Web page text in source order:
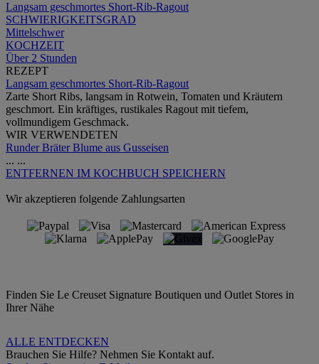
Langsam geschmortes Short-Rib-Ragout
SCHWIERIGKEITSGRAD
Mittelschwer
KOCHZEIT
Über 2 Stunden
REZEPT
Langsam geschmortes Short-Rib-Ragout
Zarte Short Ribs, langsam in Rotwein, Tomaten und Kräutern
geschmort. Ein kräftiges, rustikales Ragout mit tiefem,
vollmundigem Geschmack.
WIR VERWENDETEN
Runder Bräter Blume aus Gusseisen
... ...
ENTFERNEN IM KOCHBUCH SPEICHERN
Wir akzeptieren folgende Zahlungsarten
Finden Sie Le Creuset Signature Boutiquen und Outlet Stores in
Ihrer Nähe
ALLE ENTDECKEN
Brauchen Sie Hilfe? Nehmen Sie Kontakt auf.